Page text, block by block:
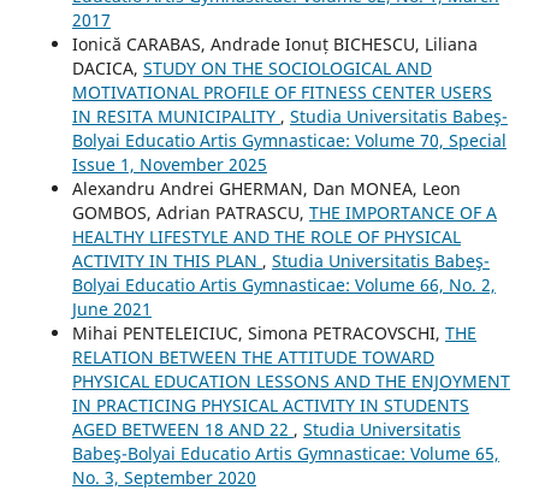
2017
Ionică CARABAS, Andrade Ionuț BICHESCU, Liliana
DACICA, STUDY ON THE SOCIOLOGICAL AND
MOTIVATIONAL PROFILE OF FITNESS CENTER USERS
IN RESITA MUNICIPALITY , Studia Universitatis Babeş-
Bolyai Educatio Artis Gymnasticae: Volume 70, Special
Issue 1, November 2025
Alexandru Andrei GHERMAN, Dan MONEA, Leon
GOMBOS, Adrian PATRASCU, THE IMPORTANCE OF A
HEALTHY LIFESTYLE AND THE ROLE OF PHYSICAL
ACTIVITY IN THIS PLAN , Studia Universitatis Babeş-
Bolyai Educatio Artis Gymnasticae: Volume 66, No. 2,
June 2021
Mihai PENTELEICIUC, Simona PETRACOVSCHI, THE
RELATION BETWEEN THE ATTITUDE TOWARD
PHYSICAL EDUCATION LESSONS AND THE ENJOYMENT
IN PRACTICING PHYSICAL ACTIVITY IN STUDENTS
AGED BETWEEN 18 AND 22 , Studia Universitatis
Babeş-Bolyai Educatio Artis Gymnasticae: Volume 65,
No. 3, September 2020